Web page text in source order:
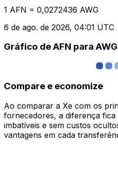
1 AFN = 0,0272436 AWG
6 de ago. de 2026, 04:01 UTC
Gráfico de AFN para AWG
Compare e economize
Ao comparar a Xe com os
fornecedores, a diferença fica
imbatíveis e sem custos
vantagens em cada